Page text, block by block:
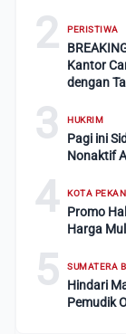
2 PERISTIWA
Kantor
dengan
3 HUKRIM
Pagi ini
Nonaktif
4 KOTA
Promo
Harga
5 SUMATERA
Hindari
Pemudik